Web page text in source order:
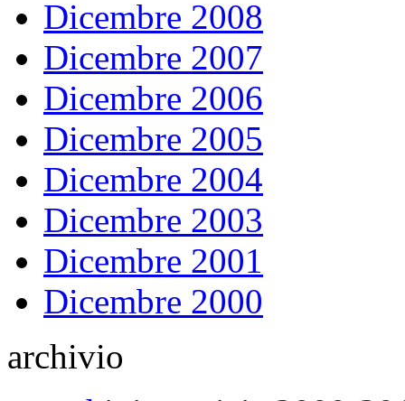
Dicembre 2008
Dicembre 2007
Dicembre 2006
Dicembre 2005
Dicembre 2004
Dicembre 2003
Dicembre 2001
Dicembre 2000
archivio